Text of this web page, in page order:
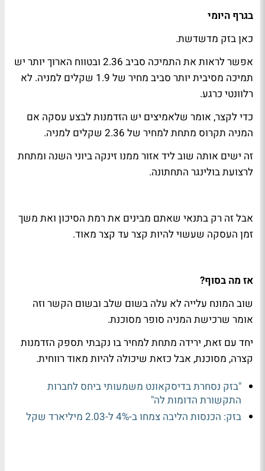
בגרף היומי
כאן בזק מדשדשת.
אפשר לראות את התמיכה סביב 2.36 ובטווח הארוך יותר יש
תמיכה מסיבית יותר סביב מחיר של 1.9 שקלים למניה. לא
רלוונטי כרגע.
כדי לקצר, אומר שלאמיצים יש הזדמנות לבצע עסקה אם
המניה תקרוס מתחת למחיר של 2.36 שקלים למניה.
זה ישים אותה שוב ליד אזור ממנו זינקה ביוני השנה ומתחת
לרצועת בולינגר התחתונה.
אבל זה רק בתנאי שאתם מבינים את רמת הסיכון ואת משך
זמן העסקה שעשוי להיות קצר עד קצר מאוד.
אז מה בסוף?
שוב המונח עלייה לא עלה בשום שלב ובשום הקשר וזה
אומר שרכישת המניה סופר מסוכנת.
יחד עם זאת, ירידה מתחת למחיר בו נקבתי תספק הזדמנות
קצרה, מסוכנת, אבל כזאת שיכולה להיות מאוד רווחית.
"בזק נסחרת בדיסקאונט משמעותי ביחס לחברות
התקשורת הדומות לה"
בזק: הכנסות הליבה צמחו ב-4% ל-2.03 מיליארד שקל